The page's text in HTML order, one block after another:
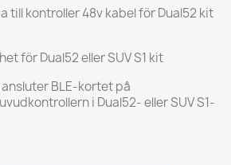
till kontroller 48v kabel för Dual52 kit
för Dual52 eller SUV S1 kit
BLE-kortet på
i Dual52- eller SUV S1-